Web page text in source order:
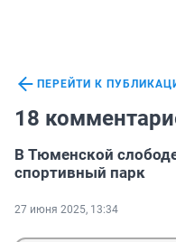
ПЕРЕЙТИ К
18
В Тюменской
спортивный парк
27 июня 2025, 13:34